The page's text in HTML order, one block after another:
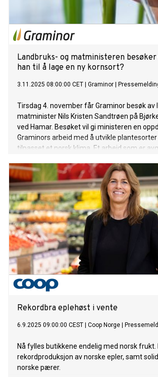
Landbruks- og matministeren
han til å lage en ny kornsort?
3.11.2025 08:00:00 CET Graminor
Tirsdag 4. november får Graminor besøk av
matminister Nils Kristen Sandtrøen på
ved Hamar. Besøket vil gi ministeren en
Graminors arbeid med å utvikle
tilpasset et norsk klima. Et arbeid som er
Rekordbra eplehøst i vente
6.9.2025 09:00:00 CEST Coop Norge
Nå fylles butikkene endelig med norsk frukt.
rekordproduksjon av norske epler, samt
norske pærer.